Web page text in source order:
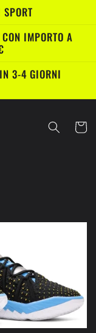
IMPORTO A
3-4 GIORNI
Carrello